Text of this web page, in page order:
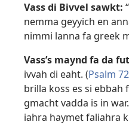
Vass di Bivvel sawkt:
nemma geyyich en
nimmi lanna fa greek
Vass’s maynd fa da
ivvah di eaht. (Psalm
brilla koss es si
gmacht vadda is in
iahra haymet faliahra